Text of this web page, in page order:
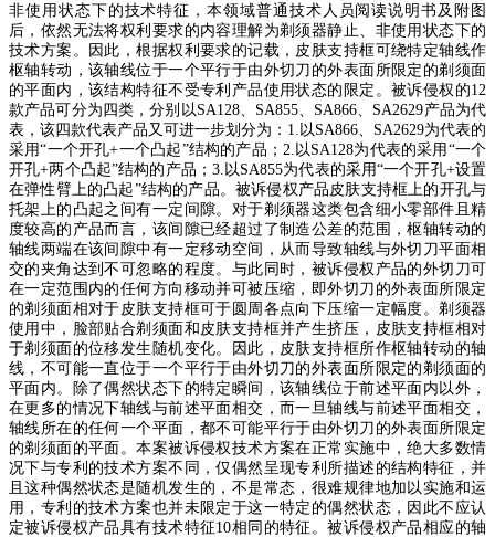
非使用状态下的技术特征，本领域普通技术人员阅读说明书及附图
后，依然无法将权利要求的内容理解为剃须器静止、非使用状态下的
技术方案。因此，根据权利要求的记载，皮肤支持框可绕特定轴线作
枢轴转动，该轴线位于一个平行于由外切刀的外表面所限定的剃须面
的平面内，该结构特征不受专利产品使用状态的限定。被诉侵权的12
款产品可分为四类，分别以 SA128、 SA855、 SA866 SA2629产品为代
表，该四款代表产品又可进一步划分为： 1. 以 SA866 SA2629为代表的
采用“一个开孔+一个凸起”结构的产品； 2. 以 SA128为代表的采用 “一个
开孔+两个凸起”结构的产品； 3. 以 SA855为代表的采用“一个开孔+设置
在弹性臂上的凸起”结构的产品。被诉侵权产品皮肤支持框上的开孔与
托架上的凸起之间有一定间隙。对于剃须器这类包含细小零部件且精
度较高的产品而言，该间隙已经超过了制造公差的范围，枢轴转动的
轴线两端在该间隙中有一定移动空间，从而导致轴线与外切刀平面相
交的夹角达到不可忽略的程度。与此同时，被诉侵权产品的外切刀可
在一定范围内的任何方向移动并可被压缩，即外切刀的外表面所限定
的剃须面相对于皮肤支持框可于圆周各点向下压缩一定幅度。剃须器
使用中，脸部贴合剃须面和皮肤支持框并产生挤压，皮肤支持框相对
于剃须面的位移发生随机变化。因此，皮肤支持框所作枢轴转动的轴
线，不可能一直位于一个平行于由外切刀的外表面所限定的剃须面的
平面内。除了偶然状态下的特定瞬间，该轴线位于前述平面内以外，
在更多的情况下轴线与前述平面相交，而一旦轴线与前述平面相交，
轴线所在的任何一个平面，都不可能平行于由外切刀的外表面所限定
的剃须面的平面。本案被诉侵权技术方案在正常实施中，绝大多数情
况下与专利的技术方案不同，仅偶然呈现专利所描述的结构特征，并
且这种偶然状态是随机发生的，不是常态，很难规律地加以实施和运
用，专利的技术方案也并未限定于这一特定的偶然状态，因此不应认
定被诉侵权产品具有技术特征10相同的特征。被诉侵权产品相应的轴